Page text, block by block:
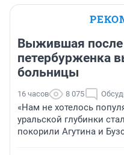
Выжившая после
петербурженка
больницы
16 часов 8 075
«Нам не хотелось
уральской глубинки
покорили Агутина и